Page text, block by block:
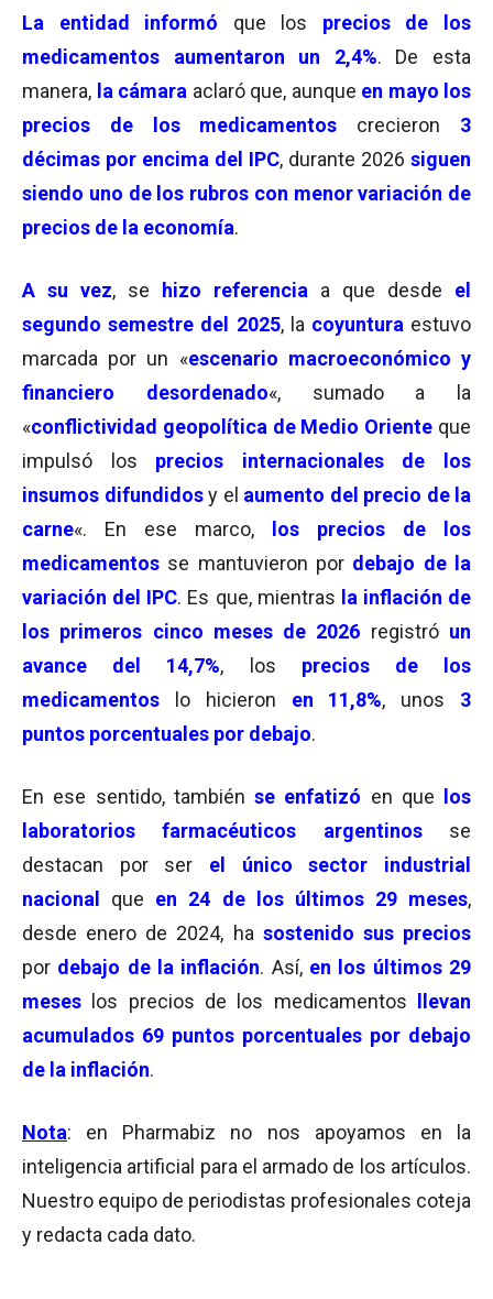
La entidad informó que los precios de los
medicamentos aumentaron un 2,4%. De esta
manera, la cámara aclaró que, aunque en mayo los
precios de los medicamentos crecieron 3
décimas por encima del IPC, durante 2026 siguen
siendo uno de los rubros con menor variación de
precios de la economía.
A su vez, se hizo referencia a que desde el
segundo semestre del 2025, la coyuntura estuvo
marcada por un «escenario macroeconómico y
financiero desordenado«, sumado a la
«conflictividad geopolítica de Medio Oriente que
impulsó los precios internacionales de los
insumos difundidosy el aumento del precio de la
carne«. En ese marco,
los precios de los
medicamentos se mantuvieron por debajo de la
variación del IPC. Es que, mientras la inflación de
los primeros cinco meses de 2026 registró un
avance del 14,7%, los precios de los
medicamentos lo hicieron en 11,8%, unos 3
puntos porcentuales por debajo.
En ese sentido, también se enfatizó en que los
laboratorios farmacéuticos argentinosse
destacan por ser el único sector industrial
nacional
que en 24 de los últimos 29 meses,
desde enero de 2024, ha sostenido sus precios
por debajo de la inflación. Así, en los últimos 29
meses
los precios de los medicamentos
llevan
acumulados 69 puntos porcentuales por debajo
de la inflación.
Nota: en Pharmabiz no nos apoyamos en la
inteligencia artificial para el armado de los artículos.
Nuestro equipo de periodistas profesionales coteja
y redacta cada dato.